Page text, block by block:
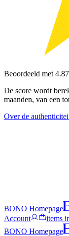
Beoordeeld met
De score wordt
maanden, van een
Over de
BONO Homepage
Account
items
BONO Homepage